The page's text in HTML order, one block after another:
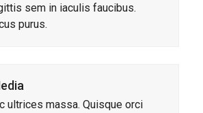
sem in iaculis faucibus.
purus.
ultrices massa. Quisque orci